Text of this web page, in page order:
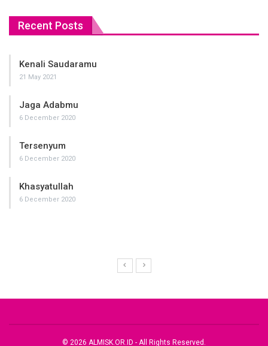
Recent Posts
Kenali Saudaramu
21 May 2021
Jaga Adabmu
6 December 2020
Tersenyum
6 December 2020
Khasyatullah
6 December 2020
© 2026 ALMISK.OR.ID - All Rights Reserved.